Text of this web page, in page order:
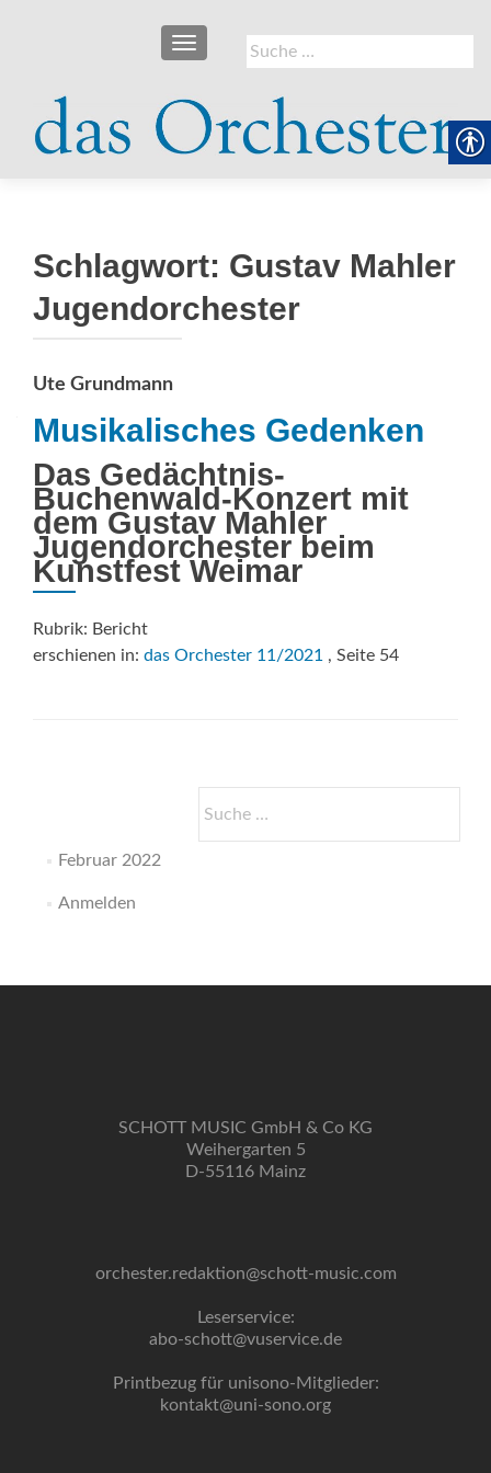
Suche
nach:
SCHALTE NAVIGATION
Schlagwort: Gustav Mahler
Jugendorchester
Ute Grundmann
Musikalisches Gedenken
Das Gedächtnis-
Buchenwald-Konzert mit
dem Gustav Mahler
Jugendorchester beim
Kunstfest Weimar
Rubrik: Bericht
erschienen in: das Orchester 11/2021 , Seite 54
nach:
Februar 2022
Anmelden
SCHOTT MUSIC GmbH & Co KG
Weihergarten 5
D-55116 Mainz
orchester.redaktion@schott-music.com
Leserservice:
abo-schott@vuservice.de
Printbezug für unisono-Mitglieder:
kontakt@uni-sono.org